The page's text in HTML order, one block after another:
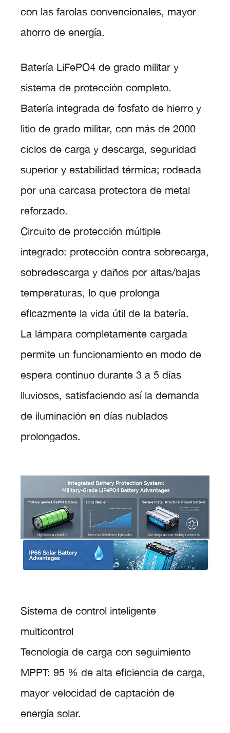
con las farolas convencionales, mayor
ahorro de energía.
Batería LiFePO4 de grado militar y
sistema de protección completo.
Batería integrada de fosfato de hierro y
litio de grado militar, con más de 2000
ciclos de carga y descarga, seguridad
superior y estabilidad térmica; rodeada
por una carcasa protectora de metal
reforzado.
Circuito de protección múltiple
integrado: protección contra sobrecarga,
sobredescarga y daños por altas/bajas
temperaturas, lo que prolonga
eficazmente la vida útil de la batería.
La lámpara completamente cargada
permite un funcionamiento en modo de
espera continuo durante 3 a 5 días
lluviosos, satisfaciendo así la demanda
de iluminación en días nublados
prolongados.
Sistema de control inteligente
multicontrol
Tecnología de carga con seguimiento
MPPT: 95 % de alta eficiencia de carga,
mayor velocidad de captación de
energía solar.